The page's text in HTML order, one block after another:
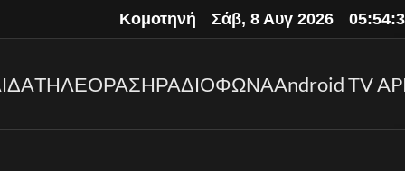
Κομοτηνή Σάβ, 8 Αυγ 2026
ΤΗΛΕΟΡΑΣΗΡΑΔΙΟΦΩΝΑAndroid TV